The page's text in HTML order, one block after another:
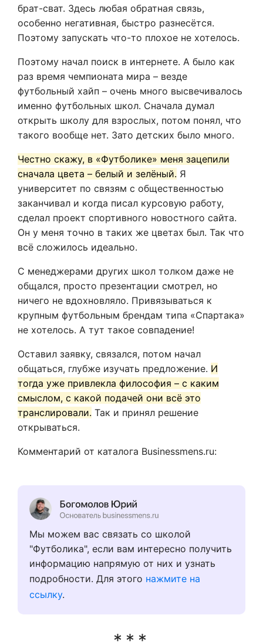
брат-сват. Здесь любая обратная связь,
особенно негативная, быстро разнесётся.
Поэтому запускать что-то плохое не хотелось.
Поэтому начал поиск в интернете. А было как
раз время чемпионата мира – везде
футбольный хайп – очень много высвечивалось
именно футбольных школ. Сначала думал
открыть школу для взрослых, потом понял, что
такого вообще нет. Зато детских было много.
Честно скажу, в «Футболике» меня зацепили
сначала цвета – белый и зелёный. Я
университет по связям с общественностью
заканчивал и когда писал курсовую работу,
сделал проект спортивного новостного сайта.
Он у меня точно в таких же цветах был. Так что
всё сложилось идеально.
С менеджерами других школ толком даже не
общался, просто презентации смотрел, но
ничего не вдохновляло. Привязываться к
крупным футбольным брендам типа «Спартака»
не хотелось. А тут такое совпадение!
Оставил заявку, связался, потом начал
общаться, глубже изучать предложение. И
тогда уже привлекла философия – с каким
смыслом, с какой подачей они всё это
транслировали. Так и принял решение
открываться.
Комментарий от каталога Businessmens.ru:
Мы можем вас связать со школой
"Футболика", если вам интересно получить
информацию напрямую от них и узнать
подробности. Для этого нажмите на
ссылку.